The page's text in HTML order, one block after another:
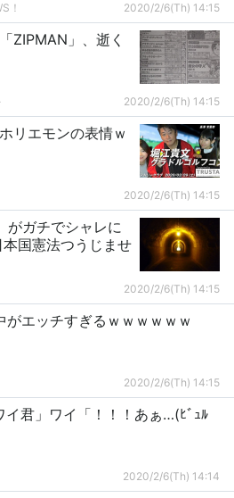
！ 2020/2/6(Th) 14:15
ZIPMAN」、逝く
2020/2/6(Th) 14:15
リエモンの表情ｗ
2020/2/6(Th) 14:15
がガチでシャレに
国憲法つうじませ
2020/2/6(Th) 14:15
エッチすぎるｗｗｗｗｗｗ
2020/2/6(Th) 14:15
イ君」ワイ「！！！あぁ…(ﾋﾞｭﾙ
2020/2/6(Th) 14:14